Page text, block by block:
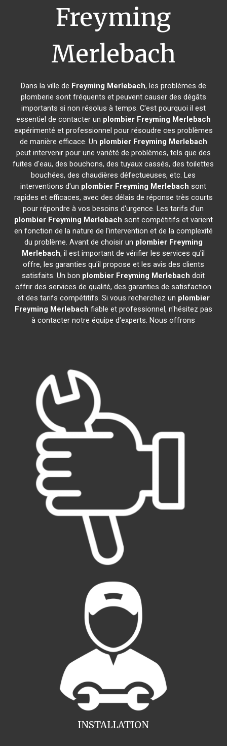
Freyming
Merlebach
Dans la ville de Freyming Merlebach, les problèmes de
plomberie sont fréquents et peuvent causer des dégâts
importants si non résolus à temps. C'est pourquoi il est
essentiel de contacter un plombier Freyming Merlebach
expérimenté et professionnel pour résoudre ces problèmes
de manière efficace. Un plombier Freyming Merlebach
peut intervenir pour une variété de problèmes, tels que des
fuites d'eau, des bouchons, des tuyaux cassés, des toilettes
bouchées, des chaudières défectueuses, etc. Les
interventions d'un plombier Freyming Merlebach sont
rapides et efficaces, avec des délais de réponse très courts
pour répondre à vos besoins d'urgence. Les tarifs d'un
plombier Freyming Merlebach sont compétitifs et varient
en fonction de la nature de l'intervention et de la complexité
du problème. Avant de choisir un plombier Freyming
Merlebach, il est important de vérifier les services qu'il
offre, les garanties qu'il propose et les avis des clients
satisfaits. Un bon plombier Freyming Merlebach doit
offrir des services de qualité, des garanties de satisfaction
et des tarifs compétitifs. Si vous recherchez un plombier
Freyming Merlebach fiable et professionnel, n'hésitez pas
à contacter notre équipe d'experts. Nous offrons
INSTALLATION